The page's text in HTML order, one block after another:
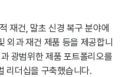
재건, 말초 신경 복구 분야에
외과 재건 제품 등을 제공합니
광범위한 제품 포트폴리오를
리더십을 구축했습니다.